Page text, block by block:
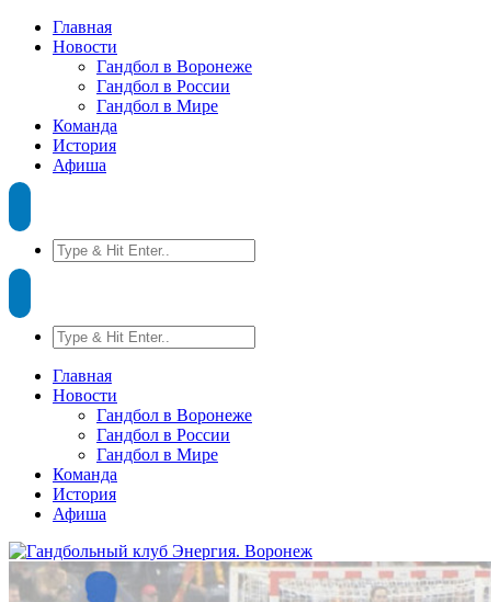
Главная
Новости
Гандбол в Воронеже
Гандбол в России
Гандбол в Мире
Команда
История
Афиша
Главная
Новости
Гандбол в Воронеже
Гандбол в России
Гандбол в Мире
Команда
История
Афиша